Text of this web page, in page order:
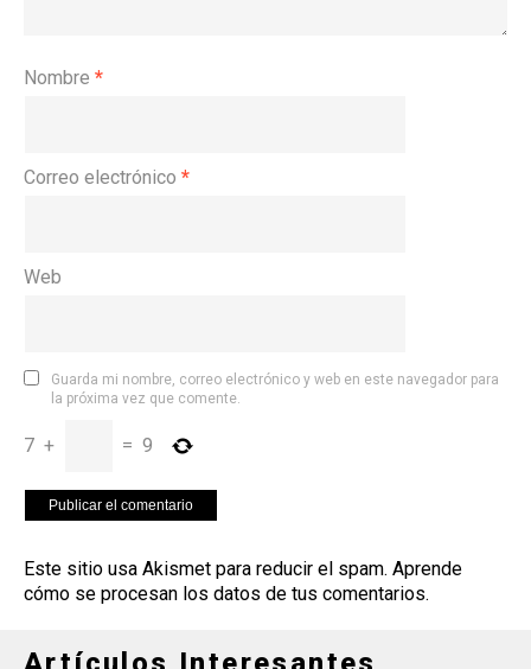
Nombre *
Correo electrónico *
Web
Guarda mi nombre, correo electrónico y web en este navegador para
la próxima vez que comente.
7 + = 9
Este sitio usa Akismet para reducir el spam. Aprende
cómo se procesan los datos de tus comentarios.